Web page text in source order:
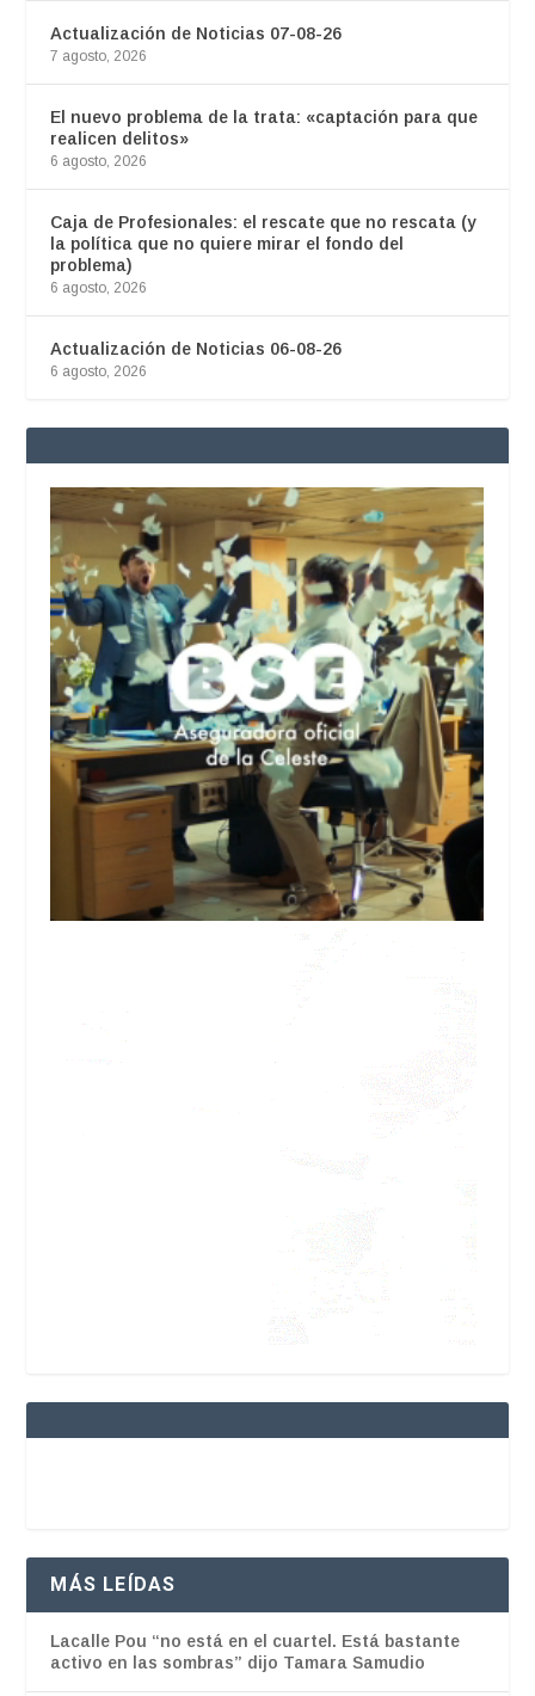
Actualización de Noticias 07-08-26
7 agosto, 2026
El nuevo problema de la trata: «captación para que
realicen delitos»
6 agosto, 2026
Caja de Profesionales: el rescate que no rescata (y
la política que no quiere mirar el fondo del
problema)
6 agosto, 2026
Actualización de Noticias 06-08-26
6 agosto, 2026
MÁS LEÍDAS
Lacalle Pou “no está en el cuartel. Está bastante
activo en las sombras” dijo Tamara Samudio